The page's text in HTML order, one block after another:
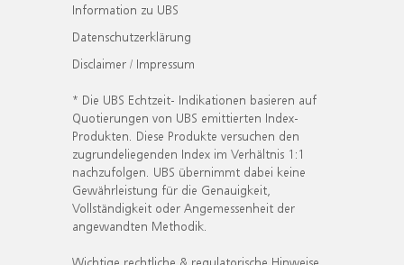
Information zu UBS
Datenschutzerklärung
Disclaimer / Impressum
* Die UBS Echtzeit- Indikationen basieren auf
Quotierungen von UBS emittierten Index-
Produkten. Diese Produkte versuchen den
zugrundeliegenden Index im Verhältnis 1:1
nachzufolgen. UBS übernimmt dabei keine
Gewährleistung für die Genauigkeit,
Vollständigkeit oder Angemessenheit der
angewandten Methodik.